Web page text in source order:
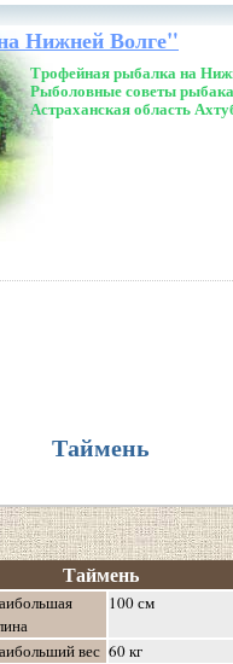
Нижней Волге"
Трофейная рыбалка на
Рыболовные советы
Астраханская область
Таймень
Таймень
100 см
вес 60 кг